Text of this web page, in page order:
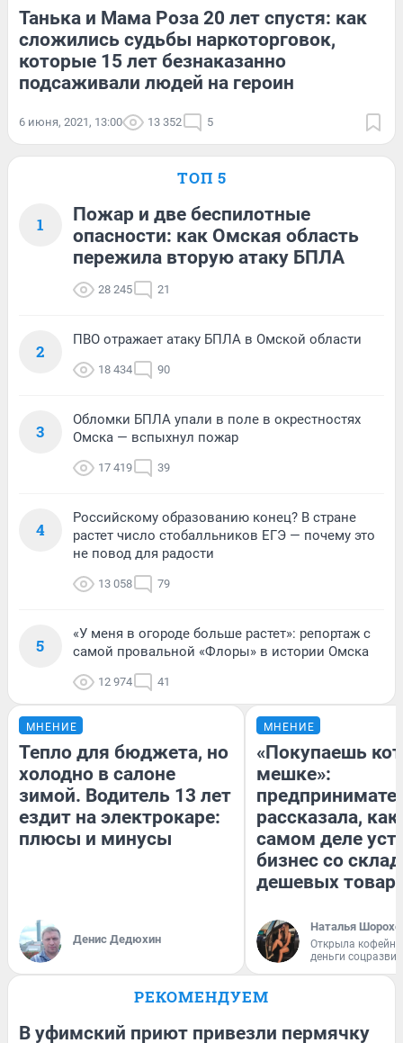
Танька и Мама Роза 20 лет спустя: как
сложились судьбы наркоторговок,
которые 15 лет безнаказанно
подсаживали людей на героин
6 июня, 2021, 13:00 13 352 5
ТОП 5
1
Пожар и две беспилотные
опасности: как Омская область
пережила вторую атаку БПЛА
28 245 21
2
ПВО отражает атаку БПЛА в Омской области
18 434 90
3
Обломки БПЛА упали в поле в окрестностях
Омска — вспыхнул пожар
17 419 39
4
Российскому образованию конец? В стране
растет число стобалльников ЕГЭ — почему это
не повод для радости
13 058 79
5
«У меня в огороде больше растет»: репортаж с
самой провальной «Флоры» в истории Омска
12 974 41
МНЕНИЕ
Тепло для бюджета, но
холодно в салоне
зимой. Водитель 13 лет
ездит на электрокаре:
плюсы и минусы
Денис Дедюхин
МНЕНИЕ
«Покупаешь
мешке»:
рассказала, как
самом деле
бизнес со
дешевых
Наталья
Открыла
деньги
РЕКОМЕНДУЕМ
В уфимский приют привезли пермячку